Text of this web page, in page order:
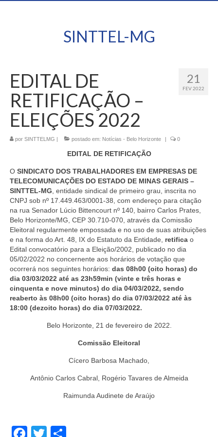
SINTTEL-MG
21
FEV 2022
EDITAL DE
RETIFICAÇÃO –
ELEIÇÕES 2022
por SINTTELMG | postado em: Notícias - Belo Horizonte | 0
EDITAL DE RETIFICAÇÃO
O SINDICATO DOS TRABALHADORES EM EMPRESAS DE
TELECOMUNICAÇÕES DO ESTADO DE MINAS GERAIS –
SINTTEL-MG , entidade sindical de primeiro grau, inscrita no
CNPJ sob nº 17.449.463/0001-38, com endereço para citação
na rua Senador Lúcio Bittencourt nº 140, bairro Carlos Prates,
Belo Horizonte/MG, CEP 30.710-070, através da Comissão
Eleitoral regularmente empossada e no uso de suas atribuições
e na forma do Art. 48, IX do Estatuto da Entidade, retifica o
Edital convocatório para a Eleição/2002, publicado no dia
05/02/2022 no concernente aos horários de votação que
ocorrerá nos seguintes horários: das 08h00 (oito horas) do
dia 03/03/2022 até as 23h59min (vinte e três horas e
cinquenta e nove minutos) do dia 04/03/2022, sendo
reaberto às 08h00 (oito horas) do dia 07/03/2022 até às
18:00 (dezoito horas) do dia 07/03/2022.
Belo Horizonte, 21 de fevereiro de 2022.
Comissão Eleitoral
Cícero Barbosa Machado,
Antônio Carlos Cabral, Rogério Tavares de Almeida
Raimunda Audinete de Araújo